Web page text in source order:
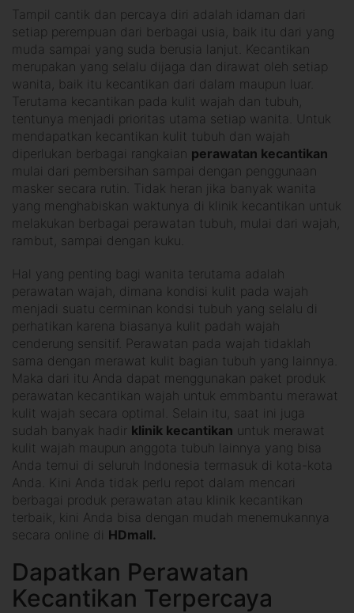
Tampil cantik dan percaya diri adalah idaman dari
setiap perempuan dari berbagai usia, baik itu dari yang
muda sampai yang suda berusia lanjut. Kecantikan
merupakan yang selalu dijaga dan dirawat oleh setiap
wanita, baik itu kecantikan dari dalam maupun luar.
Terutama kecantikan pada kulit wajah dan tubuh,
tentunya menjadi prioritas utama setiap wanita. Untuk
mendapatkan kecantikan kulit tubuh dan wajah
diperlukan berbagai rangkaian perawatan kecantikan
mulai dari pembersihan sampai dengan penggunaan
masker secara rutin. Tidak heran jika banyak wanita
yang menghabiskan waktunya di klinik kecantikan untuk
melakukan berbagai perawatan tubuh, mulai dari wajah,
rambut, sampai dengan kuku.
Hal yang penting bagi wanita terutama adalah
perawatan wajah, dimana kondisi kulit pada wajah
menjadi suatu cerminan kondsi tubuh yang selalu di
perhatikan karena biasanya kulit padah wajah
cenderung sensitif. Perawatan pada wajah tidaklah
sama dengan merawat kulit bagian tubuh yang lainnya.
Maka dari itu Anda dapat menggunakan paket produk
perawatan kecantikan wajah untuk emmbantu merawat
kulit wajah secara optimal. Selain itu, saat ini juga
sudah banyak hadir klinik kecantikan untuk merawat
kulit wajah maupun anggota tubuh lainnya yang bisa
Anda temui di seluruh Indonesia termasuk di kota-kota
Anda. Kini Anda tidak perlu repot dalam mencari
berbagai produk perawatan atau klinik kecantikan
terbaik, kini Anda bisa dengan mudah menemukannya
secara online di HDmall.
Dapatkan Perawatan
Kecantikan Terpercaya